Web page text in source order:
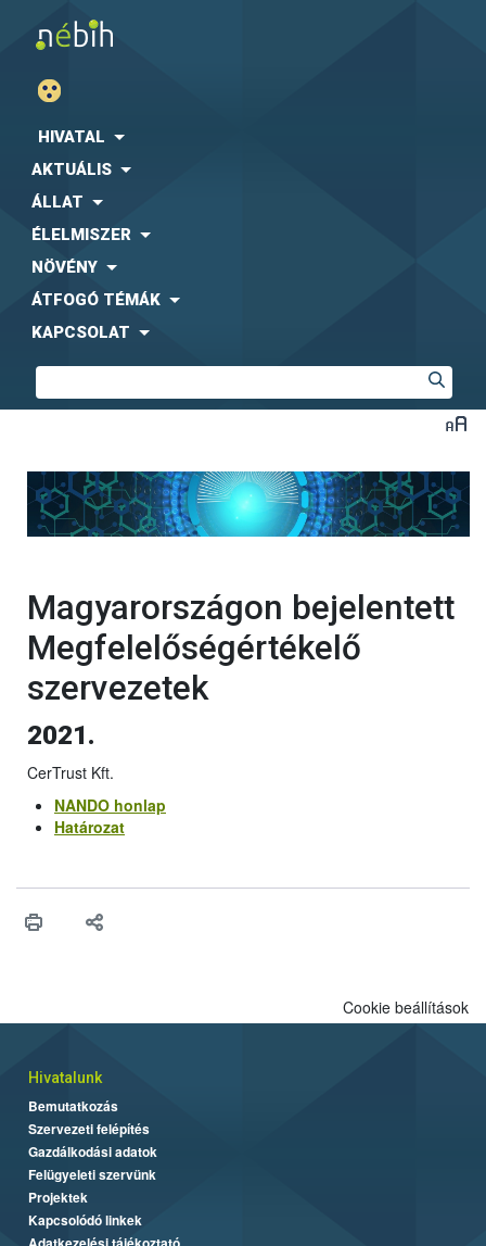
HIVATAL
AKTUÁLIS
ÁLLAT
ÉLELMISZER
NÖVÉNY
ÁTFOGÓ TÉMÁK
KAPCSOLAT
Magyarországon bejelentett
Megfelelőségértékelő
szervezetek
2021.
CerTrust Kft.
NANDO honlap
Határozat
Cookie beállítások
Hivatalunk
Bemutatkozás
Szervezeti felépítés
Gazdálkodási adatok
Felügyeleti szervünk
Projektek
Kapcsolódó linkek